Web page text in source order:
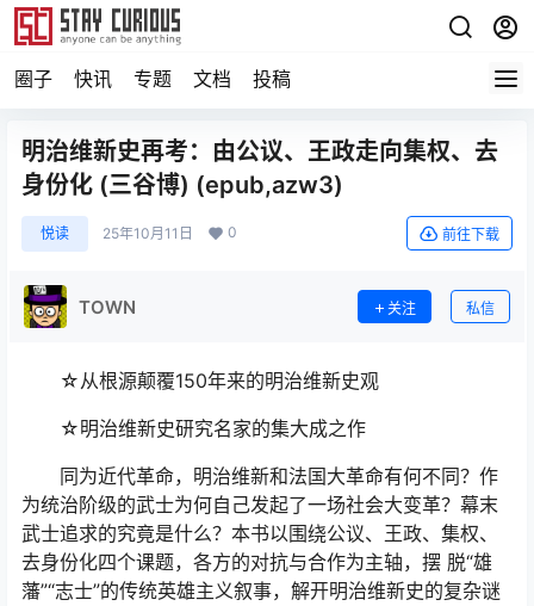
圈子 快讯 专题 文档 投稿
明治维新史再考：由公议、王政走向集权、去
身份化 (三谷博) (epub,azw3)
悦读 25年10月11日 0 前往下载
TOWN 关注 私信
☆从根源颠覆150年来的明治维新史观
☆明治维新史研究名家的集大成之作
同为近代革命，明治维新和法国大革命有何不同？作
为统治阶级的武士为何自己发起了一场社会大变革？幕末
武士追求的究竟是什么？本书以围绕公议、王政、集权、
去身份化四个课题，各方的对抗与合作为主轴，摆 脱“雄
藩”“志士”的传统英雄主义叙事，解开明治维新史的复杂谜